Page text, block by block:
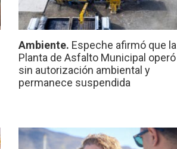
Ambiente. Espeche afirmó que la
Planta de Asfalto Municipal operó
sin autorización ambiental y
permanece suspendida